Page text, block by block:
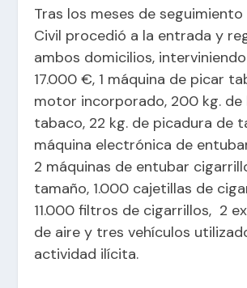
Tras los meses de seguimiento
Civil procedió a la entrada y
ambos domicilios,
17.000 €, 1 máquina de picar
motor incorporado, 200 kg. de
tabaco, 22 kg. de picadura de
máquina electrónica de
2 máquinas de entubar
tamaño, 1.000 cajetillas de
11.000 filtros de cigarrillos, 2
de aire y tres vehículos
actividad ilícita.